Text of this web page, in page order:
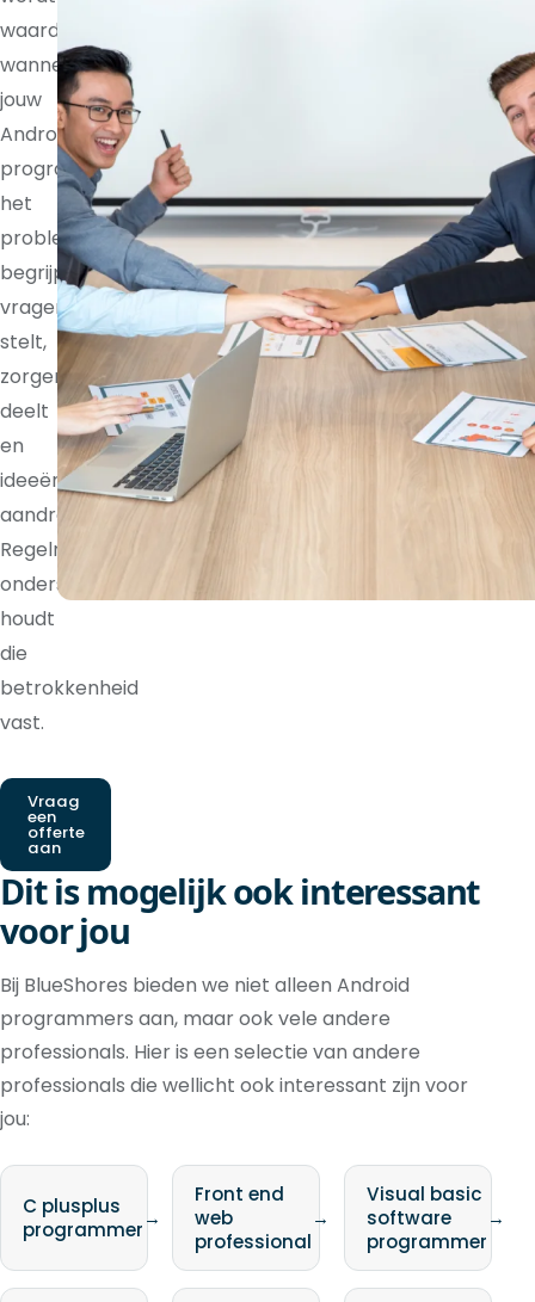
waardevoller
wanneer
jouw
Android
programmer
het
probleem
begrijpt,
vragen
stelt,
zorgen
deelt
en
ideeën
aandraagt.
Regelmatige
ondersteuning
houdt
die
betrokkenheid
vast.
Vraag
een
offerte
aan
Dit is mogelijk ook interessant
voor jou
Bij BlueShores bieden we niet alleen Android
programmers aan, maar ook vele andere
professionals. Hier is een selectie van andere
professionals die wellicht ook interessant zijn voor
jou:
C plusplus
programmer→
Front end
web
professional
→
Visual basic
software
programmer
→